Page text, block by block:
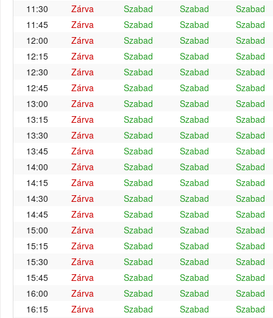
11:30
Zárva Szabad Szabad
Szabad
11:45
Zárva Szabad Szabad
Szabad
12:00
Zárva Szabad Szabad
Szabad
12:15
Zárva Szabad Szabad
Szabad
12:30
Zárva Szabad Szabad
Szabad
12:45
Zárva Szabad Szabad
Szabad
13:00
Zárva Szabad Szabad
Szabad
13:15
Zárva Szabad Szabad
Szabad
13:30
Zárva Szabad Szabad
Szabad
13:45
Zárva Szabad Szabad
Szabad
14:00
Zárva Szabad Szabad
Szabad
14:15
Zárva Szabad Szabad
Szabad
14:30
Zárva Szabad Szabad
Szabad
14:45
Zárva Szabad Szabad
Szabad
15:00
Zárva Szabad Szabad
Szabad
15:15
Zárva Szabad Szabad
Szabad
15:30
Zárva Szabad Szabad
Szabad
15:45
Zárva Szabad Szabad
Szabad
16:00
Zárva Szabad Szabad
Szabad
16:15
Zárva Szabad Szabad Szabad